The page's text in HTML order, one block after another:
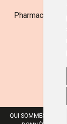
Pharmacie
QUI SOMMES-NOUS ?